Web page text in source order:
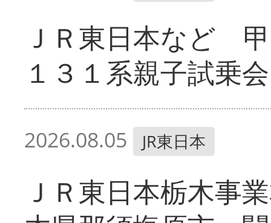
ＪＲ東日本など
１３１系親子試乗会
2026.08.05 JR東日本
ＪＲ東日本栃木事